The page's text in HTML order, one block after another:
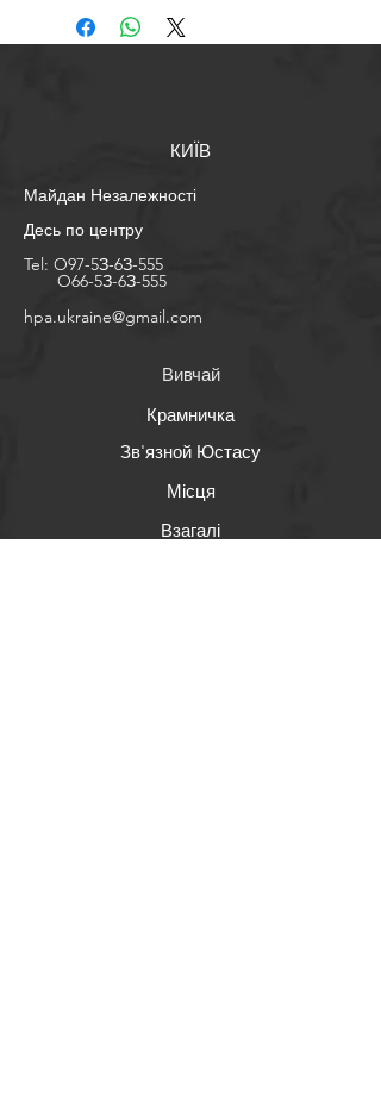
КИЇВ
Майдан Незалежності
Десь по центру
Tel: O97-5З-6З-555
O66-5З-6З-555
​hpa.ukraine@gmail.com
Вивчай
Крамничка
Зв'язной Юстасу
Місця
Взагалі